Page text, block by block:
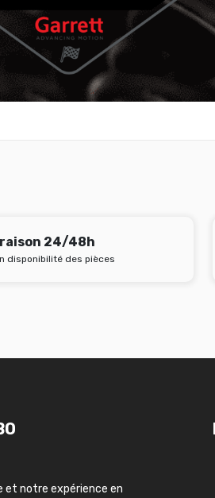
24/48h
disponibilité des pièces
et notre expérience en